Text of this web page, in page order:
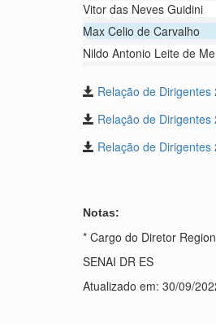
Vitor das Neves Guidini
Max Celio de Carvalho
Nildo Antonio Leite de
Relação de Dirigentes
Relação de Dirigentes
Relação de Dirigentes
Notas:
* Cargo do Diretor
SENAI DR ES
Atualizado em: 30/09/